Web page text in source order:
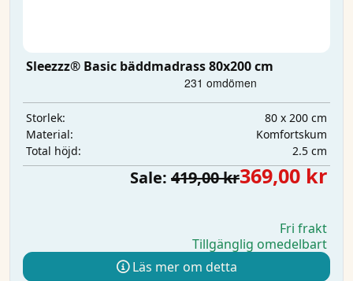
Sleezzz® Basic bäddmadrass 80x200 cm
Storlek:
80 x 200 cm
Material:
Komfortskum
Total höjd:
2.5 cm
Sale: 419,00 kr369,00 kr
Fri frakt
Tillgänglig omedelbart
Läs mer om detta